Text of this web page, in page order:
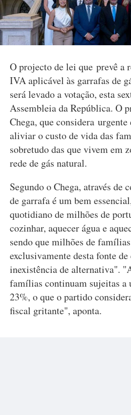
O projecto de lei que prevê a
IVA aplicável às garrafas de
será levado a votação, esta
Assembleia da República. O
Chega, que considera urgente
aliviar o custo de vida das
sobretudo das que vivem em
rede de gás natural.
Segundo o Chega, através de
de garrafa é um bem
quotidiano de milhões de
cozinhar, aquecer água e
sendo que milhões de
exclusivamente desta fonte
inexistência de alternativa".
famílias continuam sujeitas a
23%, o que o partido
fiscal gritante", aponta.